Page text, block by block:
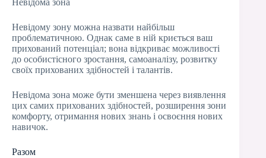
Невідому зону можна назвати найбільш
проблематичною. Однак саме в ній криється ваш
прихований потенціал; вона відкриває можливості
до особистісного зростання, самоаналізу, розвитку
своїх прихованих здібностей і талантів.
Невідома зона може бути зменшена через виявлення
цих самих прихованих здібностей, розширення зони
комфорту, отримання нових знань і освоєння нових
навичок.
Разом